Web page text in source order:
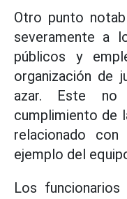
Otro punto
severamente a
públicos y
organización de
azar. Este
cumplimiento de
relacionado
ejemplo del
Los